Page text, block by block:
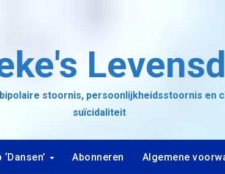
stoornis, persoonlijkheidsstoornis en
suïcidaliteit
Abonneren Algemene